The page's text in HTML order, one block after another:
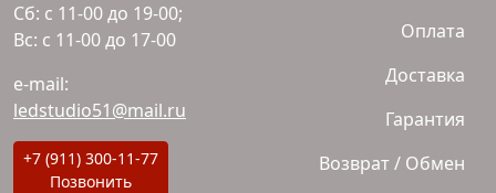
Сб: с 11-00 до 19-00;
Вс: с 11-00 до 17-00
e-mail:
ledstudio51@mail.ru
+7 (911) 300-11-77
Позвонить
Оплата
Доставка
Гарантия
Возврат / Обмен